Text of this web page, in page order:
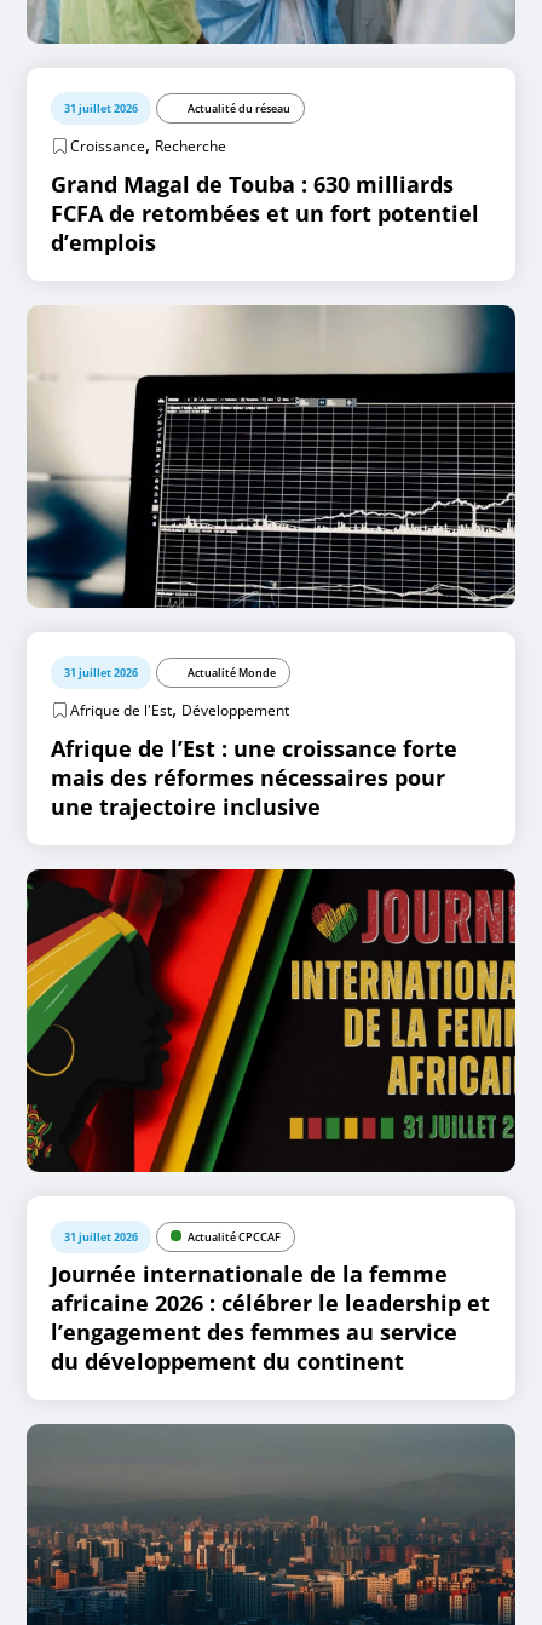
31 juillet 2026 Actualité du réseau
Croissance, Recherche
Grand Magal de Touba : 630 milliards
FCFA de retombées et un fort potentiel
d’emplois
31 juillet 2026 Actualité Monde
Afrique de l'Est, Développement
Afrique de l’Est : une croissance forte
mais des réformes nécessaires pour
une trajectoire inclusive
31 juillet 2026 Actualité CPCCAF
Journée internationale de la femme
africaine 2026 : célébrer le leadership et
l’engagement des femmes au service
du développement du continent